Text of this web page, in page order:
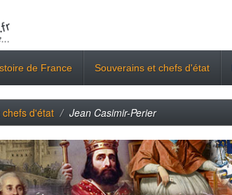
de France Souverains et chefs d'état
d'état Jean Casimir-Perier